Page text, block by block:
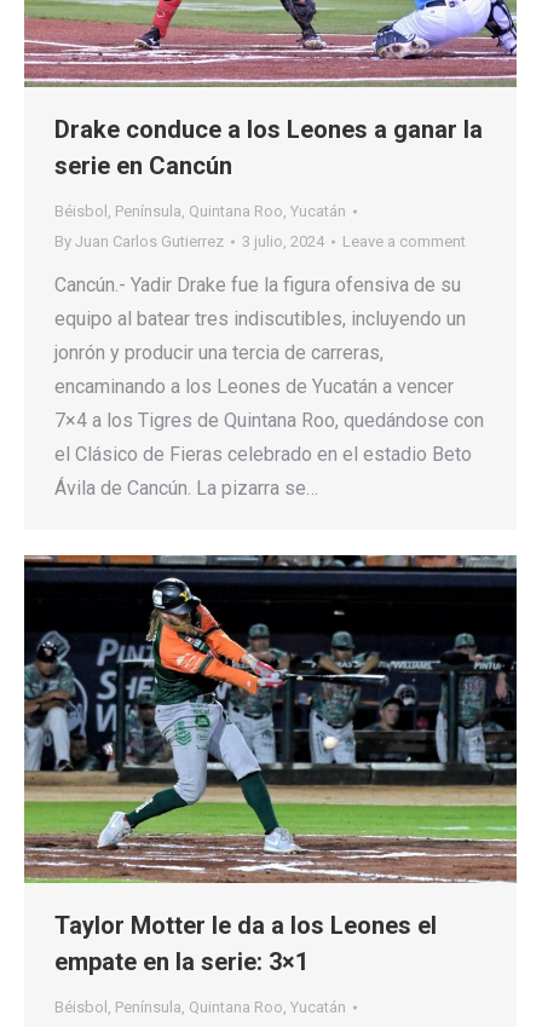
Drake conduce a los Leones a ganar la
serie en Cancún
Béisbol , Península, Quintana Roo, Yucatán
By Juan Carlos Gutierrez 3 julio, 2024 Leave a comment
Cancún.- Yadir Drake fue la figura ofensiva de su
equipo al batear tres indiscutibles, incluyendo un
jonrón y producir una tercia de carreras,
encaminando a los Leones de Yucatán a vencer
7×4 a los Tigres de Quintana Roo, quedándose con
el Clásico de Fieras celebrado en el estadio Beto
Ávila de Cancún. La pizarra se…
Taylor Motter le da a los Leones el
empate en la serie: 3×1
Béisbol , Península, Quintana Roo, Yucatán